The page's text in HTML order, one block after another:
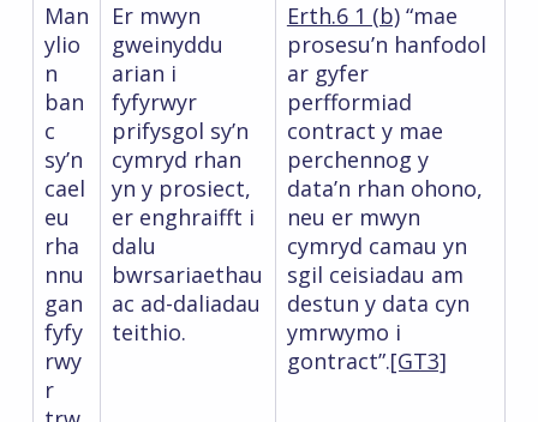
Man
ylio
n
ban
c
sy’n
cael
eu
rha
nnu
gan
fyfy
rwy
r
Er mwyn
gweinyddu
arian i
fyfyrwyr
prifysgol sy’n
cymryd rhan
yn y prosiect,
er enghraifft i
dalu
bwrsariaethau
ac ad-daliadau
teithio.
Erth.6 1 (b)“mae
prosesu’n hanfodol
ar gyfer
perfformiad
contract y mae
perchennog y
data’n rhan ohono,
neu er mwyn
cymryd camau yn
sgil ceisiadau am
destun y data cyn
ymrwymo i
gontract”.[GT3]